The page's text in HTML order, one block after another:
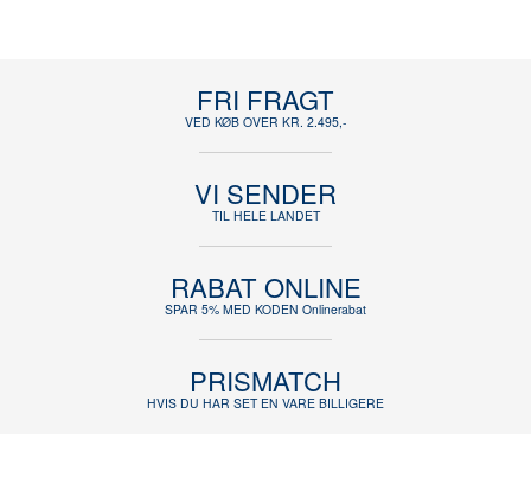
FRI FRAGT
VED KØB OVER KR. 2.495,-
VI SENDER
TIL HELE LANDET
RABAT ONLINE
SPAR 5% MED KODEN Onlinerabat
PRISMATCH
HVIS DU HAR SET EN VARE BILLIGERE